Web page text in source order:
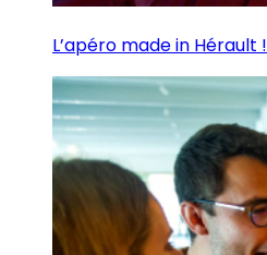
L’apéro made in Hérault !